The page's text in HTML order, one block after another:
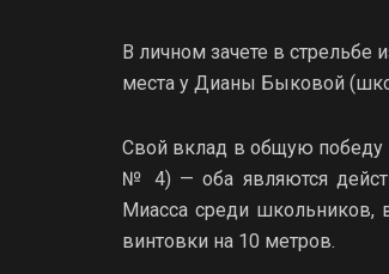
В личном зачете в стрельбе
места у Дианы Быковой
Свой вклад в общую
№ 4) — оба являются
Миасса среди школьников,
винтовки на 10 метров.